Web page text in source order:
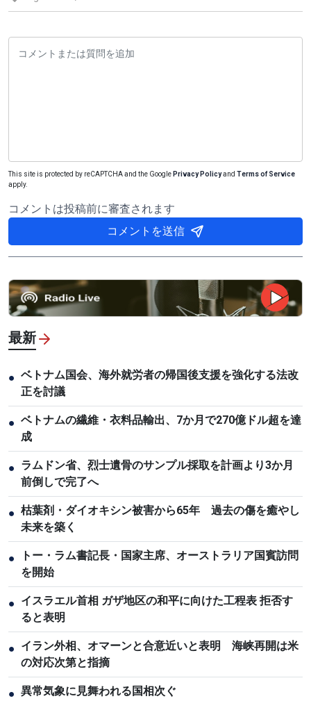
This site is protected by reCAPTCHA and the Google Privacy Policyand Terms of Service
apply.
コメントは投稿前に審査されます
コメントを送信
最新
● ベトナム国会、海外就労者の帰国後支援を強化する法改
正を討議
● ベトナムの繊維・衣料品輸出、7か月で270億ドル超を達
成
● ラムドン省、烈士遺骨のサンプル採取を計画より3か月
前倒しで完了へ
● 枯葉剤・ダイオキシン被害から65年 過去の傷を癒やし
未来を築く
●
トー・ラム書記長・国家主席、オーストラリア国賓訪問
を開始
● イスラエル首相 ガザ地区の和平に向けた工程表 拒否す
ると表明
● イラン外相、オマーンと合意近いと表明 海峡再開は米
の対応次第と指摘
● 異常気象に見舞われる国相次ぐ